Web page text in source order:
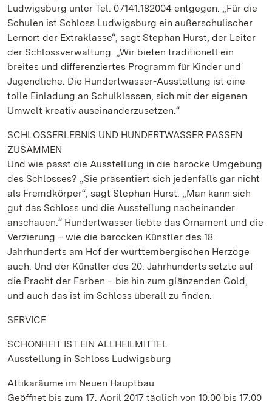
Ludwigsburg unter Tel. 07141.182004 entgegen. „Für die
Schulen ist Schloss Ludwigsburg ein außerschulischer
Lernort der Extraklasse“, sagt Stephan Hurst, der Leiter
der Schlossverwaltung. „Wir bieten traditionell ein
breites und differenziertes Programm für Kinder und
Jugendliche. Die Hundertwasser-Ausstellung ist eine
tolle Einladung an Schulklassen, sich mit der eigenen
Umwelt kreativ auseinanderzusetzen.“
SCHLOSSERLEBNIS UND HUNDERTWASSER PASSEN
ZUSAMMEN
Und wie passt die Ausstellung in die barocke Umgebung
des Schlosses? „Sie präsentiert sich jedenfalls gar nicht
als Fremdkörper“, sagt Stephan Hurst. „Man kann sich
gut das Schloss und die Ausstellung nacheinander
anschauen.“ Hundertwasser liebte das Ornament und die
Verzierung – wie die barocken Künstler des 18.
Jahrhunderts am Hof der württembergischen Herzöge
auch. Und der Künstler des 20. Jahrhunderts setzte auf
die Pracht der Farben – bis hin zum glänzenden Gold,
und auch das ist im Schloss überall zu finden.
SERVICE
SCHÖNHEIT IST EIN ALLHEILMITTEL
Ausstellung in Schloss Ludwigsburg
Attikaräume im Neuen Hauptbau
Geöffnet bis zum 17. April 2017 täglich von 10:00 bis 17:00